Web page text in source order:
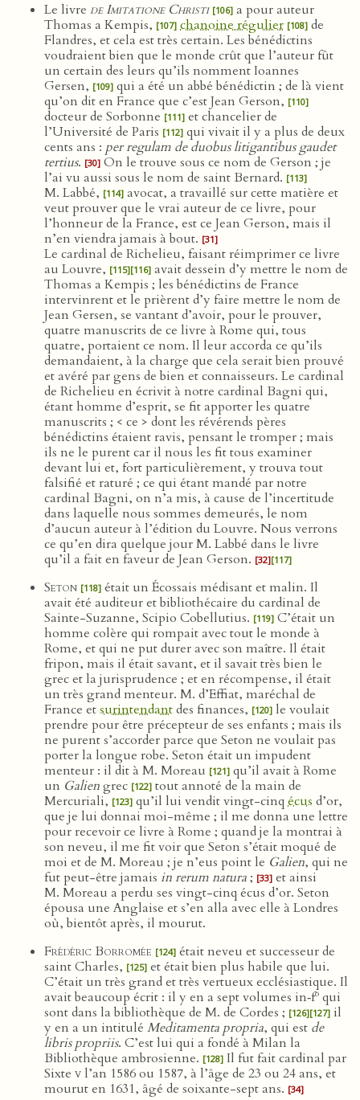
Le livre de Imitatione Christi [106] a pour auteur
Thomas a Kempis, [107] chanoine régulier [108] de
Flandres, et cela est très certain. Les bénédictins
voudraient bien que le monde crût que l’auteur fût
un certain des leurs qu’ils nomment Ioannes
Gersen, [109] qui a été un abbé bénédictin ; de là vient
qu’on dit en France que c’est Jean Gerson, [110]
docteur de Sorbonne [111] et chancelier de
l’Université de Paris [112] qui vivait il y a plus de deux
cents ans : per regulam de duobus litigantibus gaudet
tertius. [30] On le trouve sous ce nom de Gerson ; je
l’ai vu aussi sous le nom de saint Bernard. [113]
M. Labbé, [114] avocat, a travaillé sur cette matière et
veut prouver que le vrai auteur de ce livre, pour
l’honneur de la France, est ce Jean Gerson, mais il
n’en viendra jamais à bout. [31]
Le cardinal de Richelieu, faisant réimprimer ce livre
au Louvre, [115][116] avait dessein d’y mettre le nom de
Thomas a Kempis ; les bénédictins de France
intervinrent et le prièrent d’y faire mettre le nom de
Jean Gersen, se vantant d’avoir, pour le prouver,
quatre manuscrits de ce livre à Rome qui, tous
quatre, portaient ce nom. Il leur accorda ce qu’ils
demandaient, à la charge que cela serait bien prouvé
et avéré par gens de bien et connaisseurs. Le cardinal
de Richelieu en écrivit à notre cardinal Bagni qui,
étant homme d’esprit, se fit apporter les quatre
manuscrits ; < ce > dont les révérends pères
bénédictins étaient ravis, pensant le tromper ; mais
ils ne le purent car il nous les fit tous examiner
devant lui et, fort particulièrement, y trouva tout
falsifié et raturé ; ce qui étant mandé par notre
cardinal Bagni, on n’a mis, à cause de l’incertitude
dans laquelle nous sommes demeurés, le nom
d’aucun auteur à l’édition du Louvre. Nous verrons
ce qu’en dira quelque jour M. Labbé dans le livre
qu’il a fait en faveur de Jean Gerson. [32][117]
Seton [118] était un Écossais médisant et malin. Il
avait été auditeur et bibliothécaire du cardinal de
Sainte-Suzanne, Scipio Cobellutius. [119] C’était un
homme colère qui rompait avec tout le monde à
Rome, et qui ne put durer avec son maître. Il était
fripon, mais il était savant, et il savait très bien le
grec et la jurisprudence ; et en récompense, il était
un très grand menteur. M. d’Effiat, maréchal de
France etsurintendantdes finances, [120] le voulait
prendre pour être précepteur de ses enfants ; mais ils
ne purent s’accorder parce que Seton ne voulait pas
porter la longue robe. Seton était un impudent
menteur : il dit à M. Moreau [121] qu’il avait à Rome
un Galiengrec [122] tout annoté de la main de
Mercuriali, [123] qu’il lui vendit vingt-cinq écus d’or,
que je lui donnai moi-même ; il me donna une lettre
pour recevoir ce livre à Rome ; quand je la montrai à
son neveu, il me fit voir que Seton s’était moqué de
moi et de M. Moreau ; je n’eus point le Galien, qui ne
fut peut-être jamais in rerum natura; [33] et ainsi
M. Moreau a perdu ses vingt-cinq écus d’or. Seton
épousa une Anglaise et s’en alla avec elle à Londres
où, bientôt après, il mourut.
Frédéric Borromée [124] était neveu et successeur de
saint Charles, [125] et était bien plus habile que lui.
C’était un très grand et très vertueux ecclésiastique. Il
avait beaucoup écrit : il y en a sept volumes in‑fo qui
sont dans la bibliothèque de M. de Cordes ; [126][127] il
y en a un intitulé Meditamenta propria, qui est de
libris propriis. C’est lui qui a fondé à Milan la
Bibliothèque ambrosienne. [128] Il fut fait cardinal par
Sixte vl’an 1586 ou 1587, à l’âge de 23 ou 24 ans, et
mourut en 1631, âgé de soixante-sept ans. [34]